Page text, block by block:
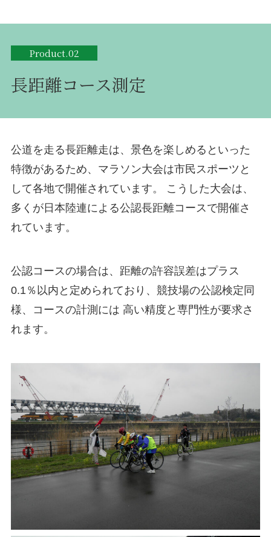
Product.02
長距離コース測定
公道を走る長距離走は、景色を楽しめるといった
特徴があるため、マラソン大会は市民スポーツと
して各地で開催されています。 こうした大会は、
多くが日本陸連による公認長距離コースで開催さ
れています。
公認コースの場合は、距離の許容誤差はプラス
0.1％以内と定められており、競技場の公認検定同
様、コースの計測には 高い精度と専門性が要求さ
れます。